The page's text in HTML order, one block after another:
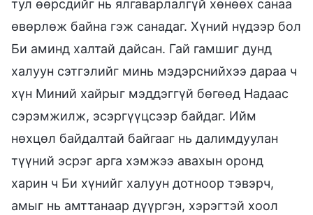
тул өөрсдийг нь ялгаварлалгүй хөнөөх санаа
өвөрлөж байна гэж санадаг. Хүний нүдээр бол
Би аминд халтай дайсан. Гай гамшиг дунд
халуун сэтгэлийг минь мэдэрснийхээ дараа ч
хүн Миний хайрыг мэддэггүй бөгөөд Надаас
сэрэмжилж, эсэргүүцсээр байдаг. Ийм
нөхцөл байдалтай байгааг нь далимдуулан
түүний эсрэг арга хэмжээ авахын оронд
харин ч Би хүнийг халуун дотноор тэвэрч,
амыг нь амттанаар дүүргэн, хэрэгтэй хоол